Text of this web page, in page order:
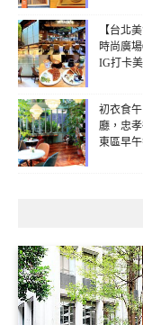
【台北
時尚廣
IG打卡
初衣食
廳，忠
東區早